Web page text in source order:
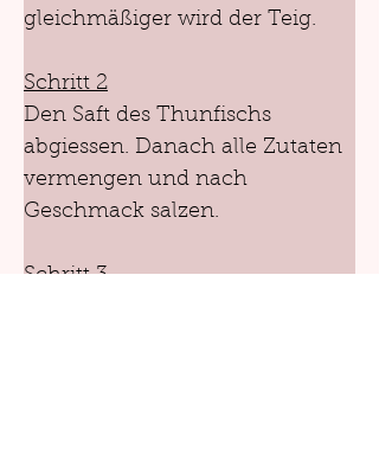
gleichmäßiger wird der Teig.
Schritt 2
Den Saft des Thunfischs
abgiessen. Danach alle Zutaten
vermengen und nach
Geschmack salzen.
Schritt 3